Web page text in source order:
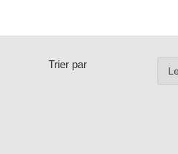
Trier par